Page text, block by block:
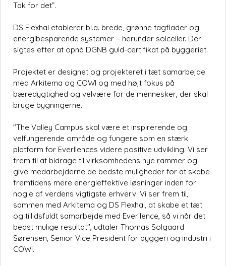
Tak for det”.
DS Flexhal etablerer bl.a. brede, grønne tagflader og
energibesparende systemer – herunder solceller. Der
sigtes efter at opnå DGNB guld-certifikat på byggeriet.
Projektet er designet og projekteret i tæt samarbejde
med Arkitema og COWI og med højt fokus på
bæredygtighed og velvære for de mennesker, der skal
bruge bygningerne.
"The Valley Campus skal være et inspirerende og
velfungerende område og fungere som en stærk
platform for Everllences videre positive udvikling. Vi ser
frem til at bidrage til virksomhedens nye rammer og
give medarbejderne de bedste muligheder for at skabe
fremtidens mere energieffektive løsninger inden for
nogle af verdens vigtigste erhverv. Vi ser frem til,
sammen med Arkitema og DS Flexhal, at skabe et tæt
og tillidsfuldt samarbejde med Everllence, så vi når det
bedst mulige resultat", udtaler Thomas Solgaard
Sørensen, Senior Vice President for byggeri og industri i
COWI.